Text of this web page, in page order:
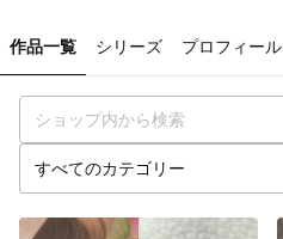
作品一覧 シリーズ プロフィール